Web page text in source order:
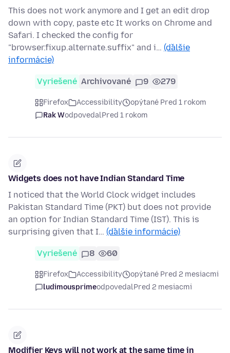
This does not work anymore and I get an edit drop
down with copy, paste etc It works on Chrome and
Safari. I checked the config for
"browser.fixup.alternate.suffix" and i… (ďalšie
informácie)
Vyriešené Archivované 9 279
Firefox Accessibility
opýtané Pred 1 rokom
Rak WodpovedalPred 1 rokom
Widgets does not have Indian Standard Time
I noticed that the World Clock widget includes
Pakistan Standard Time (PKT) but does not provide
an option for Indian Standard Time (IST). This is
surprising given that I… (ďalšie informácie)
Vyriešené 8 60
Firefox Accessibility
opýtané Pred 2 mesiacmi
ludimousprimeodpovedalPred 2 mesiacmi
Modifier Keys will not work at the same time in